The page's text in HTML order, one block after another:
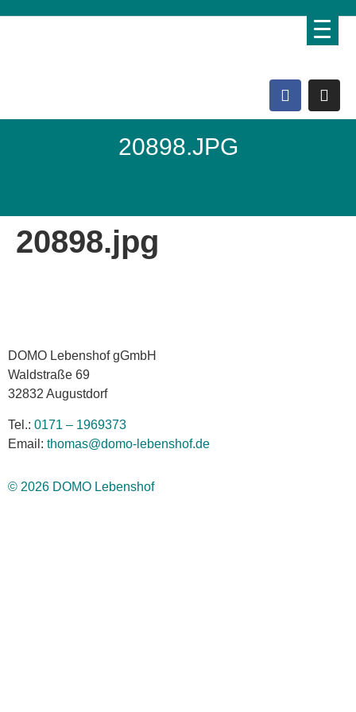
20898.JPG
20898.jpg
DOMO Lebenshof gGmbH
Waldstraße 69
32832 Augustdorf
Tel.: 0171 – 1969373
Email: thomas@domo-lebenshof.de
© 2026 DOMO Lebenshof